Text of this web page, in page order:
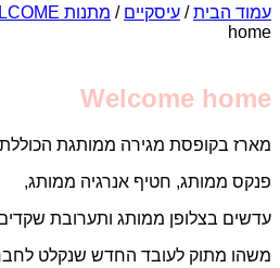
עמוד הבית/ עיסקיים / מתנות WELCOME לעובדים
home
Welcome home
מארז בקופסת מגירה ממותגת
פנקס ממותג, חטיף אנרגיה ממותג,
עדשים בצלופן ממותג ותערובת שקדים
משהו מתוק לעובד החדש שנקלט